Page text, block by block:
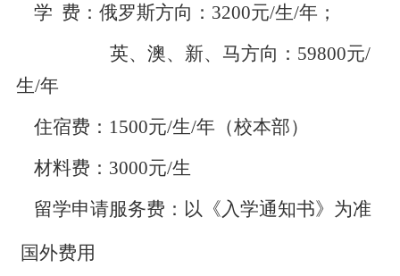
学 费：俄罗斯方向：3200元/生/年；
英、澳、新、马方向：59800元/
生/年
住宿费：1500元/生/年（校本部）
材料费：3000元/生
留学申请服务费：以《入学通知书》为准
国外费用